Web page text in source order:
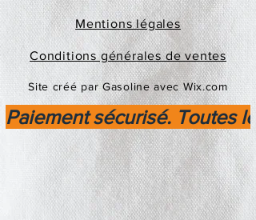
Mentions légales
Conditions générales de ventes
Site créé par Gasoline avec Wix.com
Paiement sécurisé. Toutes